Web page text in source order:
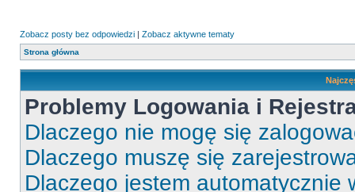
Zobacz posty bez odpowiedzi | Zobacz aktywne tematy
Strona główna
Problemy Logowania i
Dlaczego nie mogę się
Dlaczego muszę się
Dlaczego jestem automatycznie